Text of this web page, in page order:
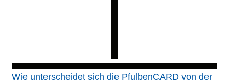
Wie unterscheidet sich die PfulbenCARD von der